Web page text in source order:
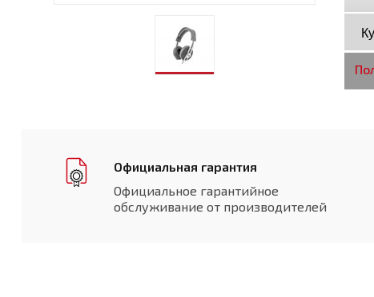
Официальная гарантия
Официальное гарантийное
обслуживание от производителей